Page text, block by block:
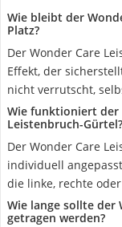
Wie bleibt der
Platz?
Der Wonder Care
Effekt, der
nicht verrutscht,
Wie funktioniert der
Leistenbruch-Gürtel?
Der Wonder Care
individuell
die linke, rechte
Wie lange sollte der
getragen werden?